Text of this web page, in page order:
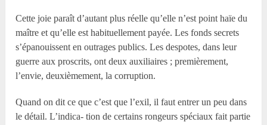
Cette joie paraît d’autant plus réelle qu’elle n’est point haïe du
maître et qu’elle est habituellement payée. Les fonds secrets
s’épanouissent en outrages publics. Les despotes, dans leur
guerre aux proscrits, ont deux auxiliaires ; premièrement,
l’envie, deuxièmement, la corruption.
Quand on dit ce que c’est que l’exil, il faut entrer un peu dans
le détail. L’indica- tion de certains rongeurs spéciaux fait partie